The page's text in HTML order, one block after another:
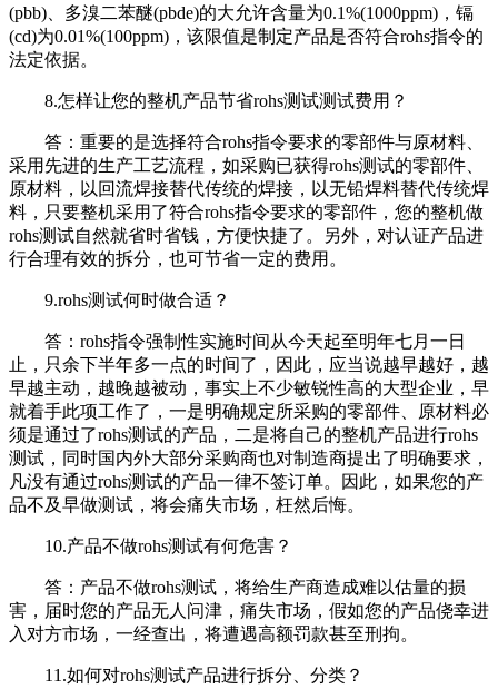
(pbb)、多溴二苯醚(pbde)的大允许含量为0.1%(1000ppm)，镉
(cd)为0.01%(100ppm)，该限值是制定产品是否符合rohs指令的
法定依据。
8.怎样让您的整机产品节省rohs测试测试费用？
答：重要的是选择符合rohs指令要求的零部件与原材料、
采用先进的生产工艺流程，如采购已获得rohs测试的零部件、
原材料，以回流焊接替代传统的焊接，以无铅焊料替代传统焊
料，只要整机采用了符合rohs指令要求的零部件，您的整机做
rohs测试自然就省时省钱，方便快捷了。另外，对认证产品进
行合理有效的拆分，也可节省一定的费用。
9.rohs测试何时做合适？
答：rohs指令强制性实施时间从今天起至明年七月一日
止，只余下半年多一点的时间了，因此，应当说越早越好，越
早越主动，越晚越被动，事实上不少敏锐性高的大型企业，早
就着手此项工作了，一是明确规定所采购的零部件、原材料必
须是通过了rohs测试的产品，二是将自己的整机产品进行rohs
测试，同时国内外大部分采购商也对制造商提出了明确要求，
凡没有通过rohs测试的产品一律不签订单。因此，如果您的产
品不及早做测试，将会痛失市场，枉然后悔。
10.产品不做rohs测试有何危害？
答：产品不做rohs测试，将给生产商造成难以估量的损
害，届时您的产品无人问津，痛失市场，假如您的产品侥幸进
入对方市场，一经查出，将遭遇高额罚款甚至刑拘。
11.如何对rohs测试产品进行拆分、分类？